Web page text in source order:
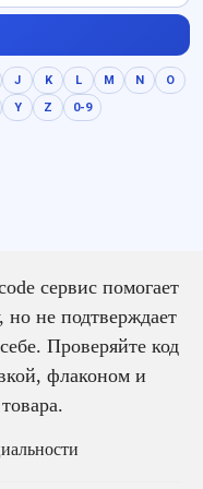
J K L M N
O
Y Z 0-9
сервис помогает
но не подтверждает
Проверяйте код
флаконом и